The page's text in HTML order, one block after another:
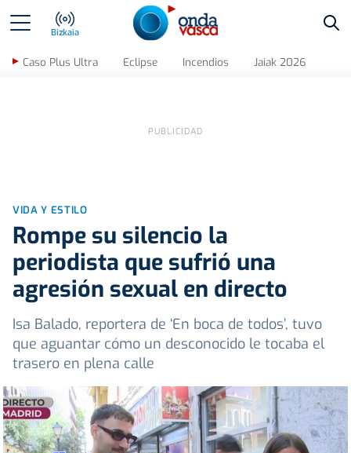
Bizkaia
Caso Plus Ultra Eclipse Incendios Jaiak 2026
VIDA Y ESTILO
Rompe su silencio la
periodista que sufrió una
agresión sexual en directo
Isa Balado, reportera de ‘En boca de todos’, tuvo
que aguantar cómo un desconocido le tocaba el
trasero en plena calle